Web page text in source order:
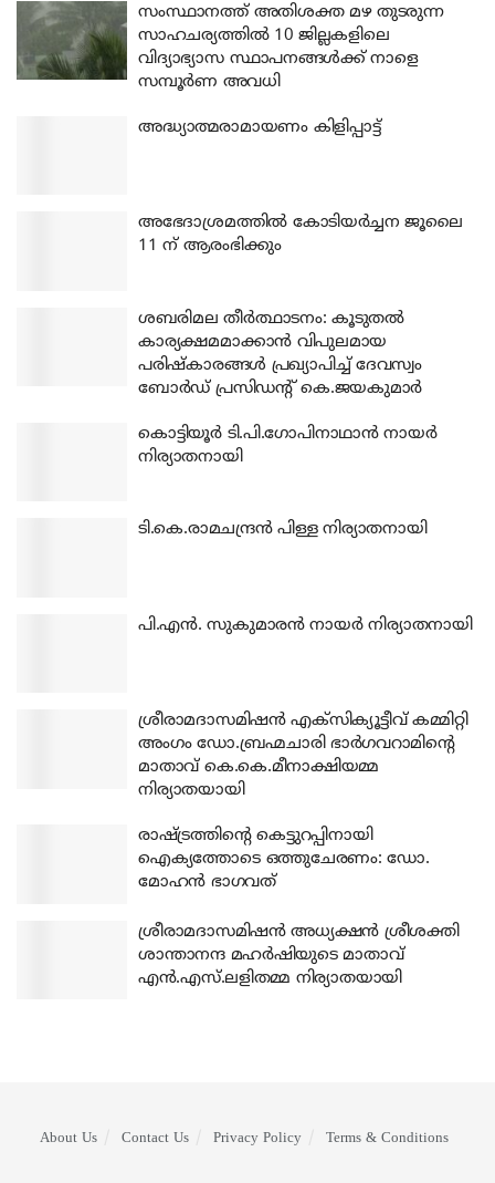
സംസ്ഥാനത്ത് അതിശക്ത മഴ തുടരുന്ന
സാഹചര്യത്തിൽ 10 ജില്ലകളിലെ
വിദ്യാഭ്യാസ സ്ഥാപനങ്ങൾക്ക് നാളെ
സമ്പൂർണ അവധി
അദ്ധ്യാത്മരാമായണം കിളിപ്പാട്ട്
അഭേദാശ്രമത്തില്‍ കോടിയര്‍ച്ചന ജൂലൈ
11 ന് ആരംഭിക്കും
ശബരിമല തീര്‍ത്ഥാടനം: കൂടുതല്‍
കാര്യക്ഷമമാക്കാന്‍ വിപുലമായ
പരിഷ്‌കാരങ്ങള്‍ പ്രഖ്യാപിച്ച് ദേവസ്വം
ബോര്‍ഡ് പ്രസിഡന്റ് കെ.ജയകുമാര്‍
കൊട്ടിയൂര്‍ ടി.പി.ഗോപിനാഥാന്‍ നായര്‍
നിര്യാതനായി
ടി.കെ.രാമചന്ദ്രന്‍ പിള്ള നിര്യാതനായി
പി.എന്‍. സുകുമാരന്‍ നായര്‍ നിര്യാതനായി
ശ്രീരാമദാസമിഷന്‍ എക്‌സിക്യൂട്ടീവ് കമ്മിറ്റി
അംഗം ഡോ.ബ്രഹ്മചാരി ഭാര്‍ഗവറാമിന്റെ
മാതാവ് കെ.കെ.മീനാക്ഷിയമ്മ
നിര്യാതയായി
രാഷ്ട്രത്തിന്റെ കെട്ടുറപ്പിനായി
ഐക്യത്തോടെ ഒത്തുചേരണം: ഡോ.
മോഹന്‍ ഭാഗവത്
ശ്രീരാമദാസമിഷന്‍ അധ്യക്ഷന്‍ ശ്രീശക്തി
ശാന്താനന്ദ മഹര്‍ഷിയുടെ മാതാവ്
എന്‍.എസ്.ലളിതമ്മ നിര്യാതയായി
About Us Contact Us Privacy Policy Terms & Conditions